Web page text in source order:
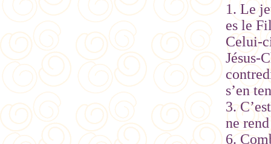
1. Le
es le
Celui-
Jésus-
s’en
3.
ne
6.